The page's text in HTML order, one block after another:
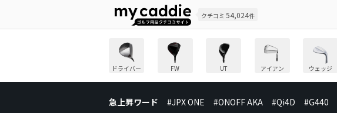
クチコミ 54,024件
ドライバー FW UT アイアン ウェッジ
急上昇ワード #JPX ONE #ONOFF AKA #Qi4D #G440